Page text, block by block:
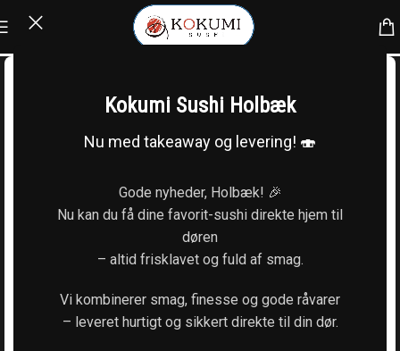
Kokumi Sushi Holbæk
Nu med takeaway og levering! 🍣
Gode nyheder, Holbæk! 🎉
Nu kan du få dine favorit-sushi direkte hjem til
døren
– altid frisklavet og fuld af smag.
Vi kombinerer smag, finesse og gode råvarer
– leveret hurtigt og sikkert direkte til din dør.